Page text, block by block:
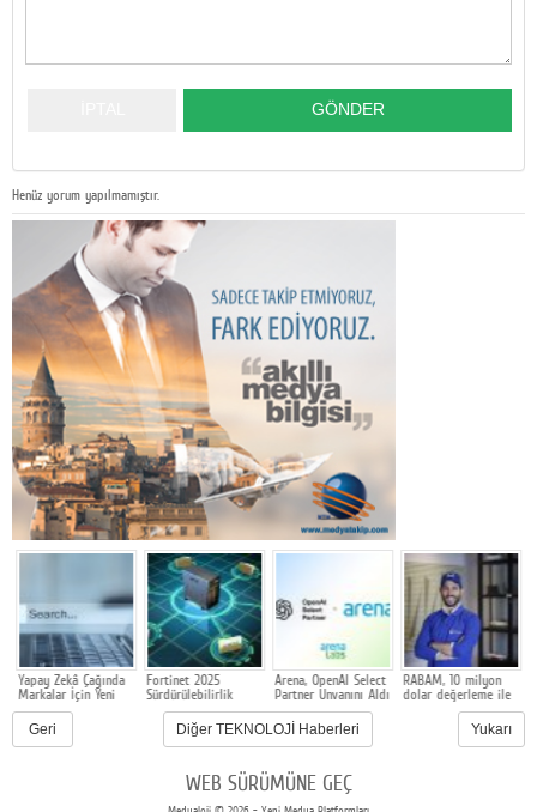
Henüz yorum yapılmamıştır.
Yapay Zekâ Çağında
Markalar İçin Yeni
Rekabet Alanı: GEO
Fortinet 2025
Sürdürülebilirlik
Raporunu açıkladı
Arena, OpenAI Select
Partner Unvanını Aldı
RABAM, 10 milyon
dolar değerleme ile
500 bin dolarlık
Geri
Diğer TEKNOLOJİ Haberleri Yukarı
WEB SÜRÜMÜNE GEÇ